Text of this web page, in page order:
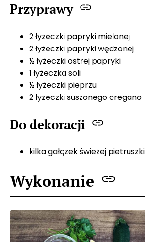
Przyprawy
2 łyżeczki papryki mielonej
2 łyżeczki papryki wędzonej
½ łyżeczki ostrej papryki
1 łyżeczka soli
½ łyżeczki pieprzu
2 łyżeczki suszonego oregano
Do dekoracji
kilka gałązek świeżej pietruszki
Wykonanie